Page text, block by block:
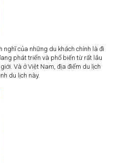
nghĩ của những du khách chính là đi
phát triển và phổ biến từ rất lâu
Và ở Việt Nam, địa điểm du lịch
du lịch này.